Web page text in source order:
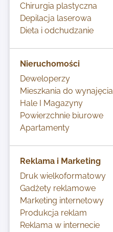
Chirurgia plastyczna
Depilacja laserowa
Dieta i odchudzanie
Nieruchomości
Deweloperzy
Mieszkania do wynajęcia
Hale I Magazyny
Powierzchnie biurowe
Apartamenty
Reklama i Marketing
Druk wielkoformatowy
Gadżety reklamowe
Marketing internetowy
Produkcja reklam
Reklama w internecie